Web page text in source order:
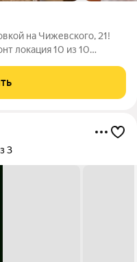
на Чижевского, 21!
автомобилем. В
3